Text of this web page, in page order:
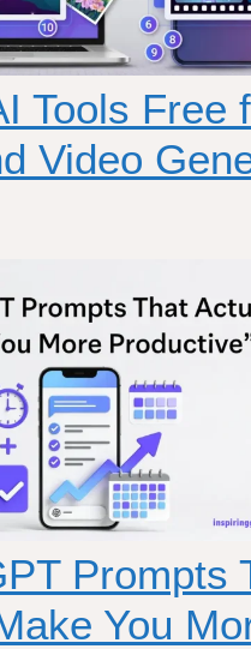
Tools Free
Video
Prompts
You